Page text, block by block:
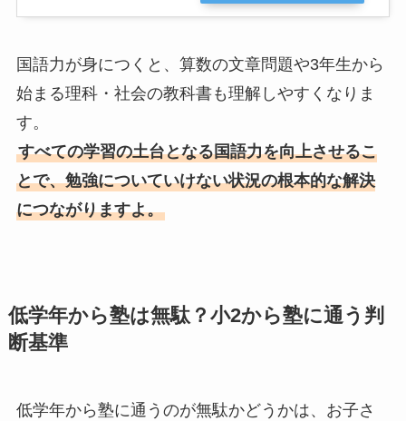
国語力が身につくと、算数の文章問題や3年生から
始まる理科・社会の教科書も理解しやすくなりま
す。
すべての学習の土台となる国語力を向上させるこ
とで、勉強についていけない状況の根本的な解決
につながりますよ。
低学年から塾は無駄？小2から塾に通う判
断基準
低学年から塾に通うのが無駄かどうかは、お子さ